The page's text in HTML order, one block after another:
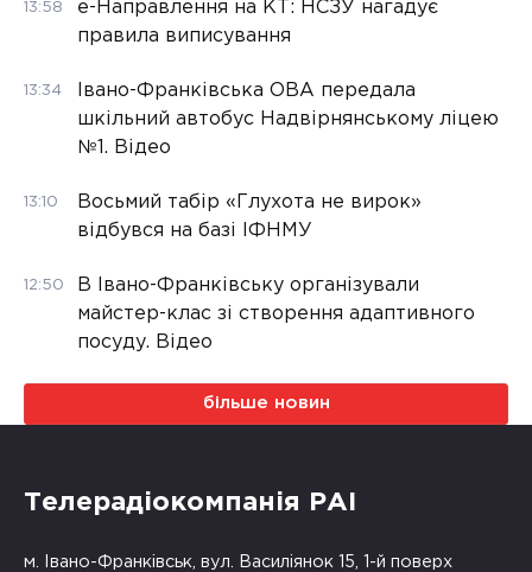
13:58
е-Направлення на КТ: НСЗУ нагадує
правила виписування
13:34
Івано-Франківська ОВА передала
шкільний автобус Надвірнянському ліцею
№1. Відео
13:10
Восьмий табір «Глухота не вирок»
відбувся на базі ІФНМУ
12:50
В Івано-Франківську організували
майстер-клас зі створення адаптивного
посуду. Відео
більше новин
Телерадіокомпанія РАІ
м. Івано-Франківськ, вул. Василіянок 15, 1-й поверх